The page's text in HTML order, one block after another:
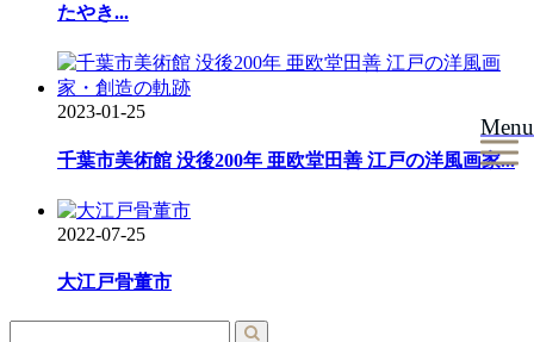
Menu
たやき...
2023-01-25
千葉市美術館 没後200年 亜欧堂田善 江戸の洋風画家...
2022-07-25
大江戸骨董市